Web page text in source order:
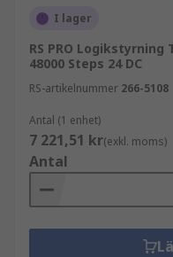
I lager
RS PRO
48000 Steps 24 DC
RS-artikelnummer 266-5108
Antal (1 enhet)
7 221,51 kr(exkl. moms)
Antal